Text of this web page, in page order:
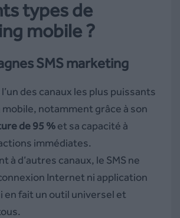
types de
mobile ?
SMS marketing
des canaux les plus puissants
notamment grâce à son
de 95 %et sa capacité à
immédiates.
à d’autres canaux, le SMS ne
Internet ni application
en fait un outil universel et